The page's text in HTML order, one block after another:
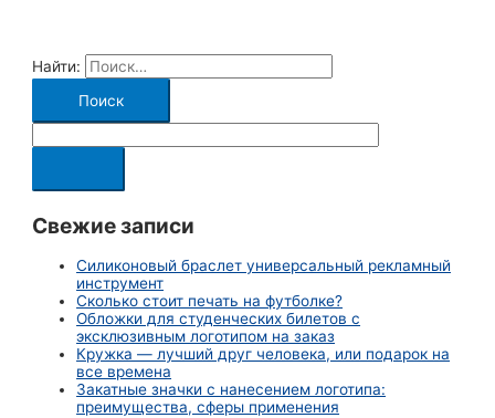
Найти:
Свежие записи
Силиконовый браслет универсальный рекламный
инструмент
Сколько стоит печать на футболке?
Обложки для студенческих билетов с
эксклюзивным логотипом на заказ
Кружка — лучший друг человека, или подарок на
все времена
Закатные значки с нанесением логотипа:
преимущества, сферы применения